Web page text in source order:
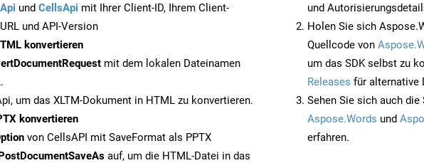
und CellsApi mit Ihrer Client-ID, Ihrem Client-
und API-Version
konvertieren
mit dem lokalen Dateinamen
um das XLTM-Dokument in HTML zu konvertieren.
konvertieren
von CellsAPI mit SaveFormat als PPTX
auf, um die HTML-Datei in das
und
Holen Sie sich
Quellcode von
um das SDK selbst zu
Releases für alternative
Sehen Sie sich auch die
Aspose.Words und
erfahren.